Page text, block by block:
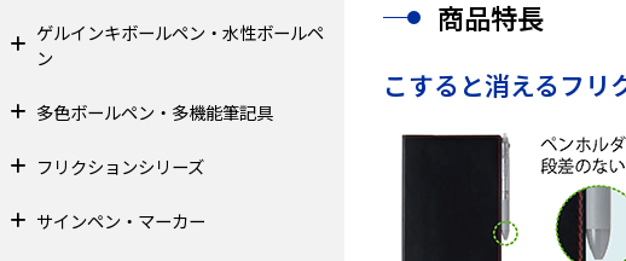
商品特長
こすると消えるフリ
ゲルインキボールペン・水性ボールペ
ン
多色ボールペン・多機能筆記具
フリクションシリーズ
サインペン・マーカー